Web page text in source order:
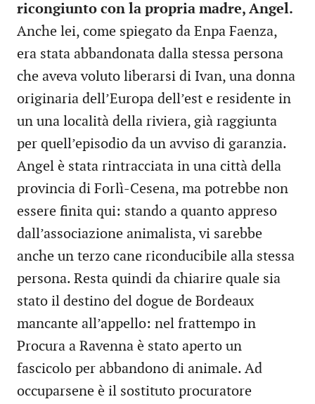
ricongiunto con la propria madre, Angel.
Anche lei, come spiegato da Enpa Faenza,
era stata abbandonata dalla stessa persona
che aveva voluto liberarsi di Ivan, una donna
originaria dell’Europa dell’est e residente in
un una località della riviera, già raggiunta
per quell’episodio da un avviso di garanzia.
Angel è stata rintracciata in una città della
provincia di Forlì-Cesena, ma potrebbe non
essere finita qui: stando a quanto appreso
dall’associazione animalista, vi sarebbe
anche un terzo cane riconducibile alla stessa
persona. Resta quindi da chiarire quale sia
stato il destino del dogue de Bordeaux
mancante all’appello: nel frattempo in
Procura a Ravenna è stato aperto un
fascicolo per abbandono di animale. Ad
occuparsene è il sostituto procuratore